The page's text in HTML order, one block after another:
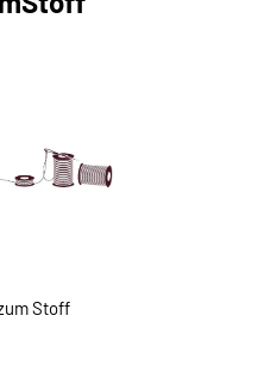
Stoff